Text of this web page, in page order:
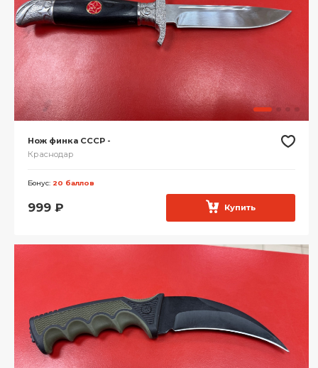
Нож финка СССР -
Краснодар
Бонус: 20 баллов
999 ₽ Купить